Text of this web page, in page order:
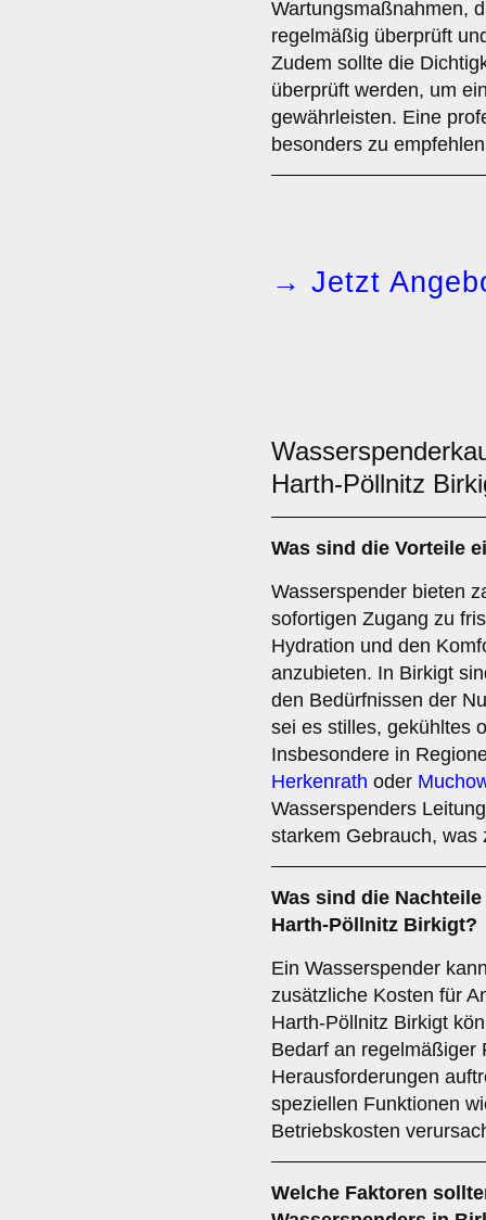
Wartungsmaßnahmen,
regelmäßig überprüft
Zudem sollte die
überprüft werden, um
gewährleisten. Eine
besonders zu
→ Jetzt
Harth-Pöllnitz
Was sind die Vorteile
Wasserspender bieten
sofortigen Zugang zu
Hydration und den
anzubieten. In Birkigt
den Bedürfnissen der
sei es stilles, gekühltes
Insbesondere in
Herkenrath oder
Wasserspenders
starkem Gebrauch, was
Was sind die Nachteile
Harth-Pöllnitz Birkigt?
Ein Wasserspender
zusätzliche Kosten für
Harth-Pöllnitz Birkigt
Bedarf an regelmäßiger
Herausforderungen
speziellen Funktionen
Betriebskosten
Welche Faktoren